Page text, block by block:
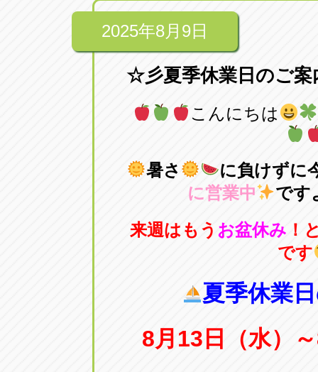
0561-84-
アップル
0586-28-
アップル
0568-85-
アップル
アップル
0566-43-
アップル
0569-35-
愛知県瀬戸市美濃池町29-1
アップル一宮22号店
愛知県一宮市朝日3-4-12
アップル春日井店
アップル名岐バイパス春日店
愛知県碧南市立山町4-32-1
アップル常滑店
愛知県常滑市長間37-1
2025年8月9日
☆彡夏季休業日のご
こんにちは
暑さ
に負けずに
に営業中
です
来週はもう お盆休み ！
です
夏季休業
8月13日（水）